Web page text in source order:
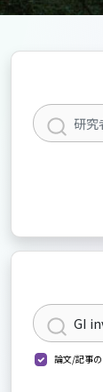
論文/記事